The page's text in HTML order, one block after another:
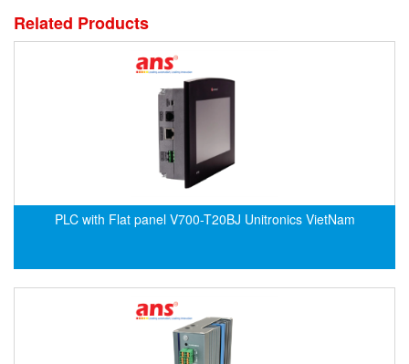
DUCATI
Dynisco
E+H
Related Products
PLC with Flat panel V700-T20BJ Unitronics VietNam